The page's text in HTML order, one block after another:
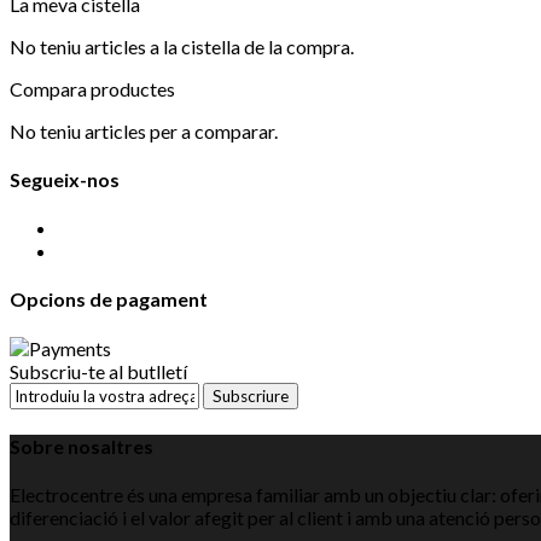
No teniu articles a la cistella de la compra.
Compara productes
No teniu articles per a comparar.
Segueix-nos
Opcions de pagament
Subscriu-te al butlletí
Subscriure
Sobre nosaltres
Electrocentre és una empresa familiar amb un objectiu clar:
diferenciació i el valor afegit per al client i amb una atenció